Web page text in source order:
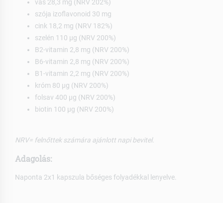
vas 28,3 mg (NRV 202%)
szója izoflavonoid 30 mg
cink 18,2 mg (NRV 182%)
szelén 110 µg (NRV 200%)
B2-vitamin 2,8 mg (NRV 200%)
B6-vitamin 2,8 mg (NRV 200%)
B1-vitamin 2,2 mg (NRV 200%)
króm 80 µg (NRV 200%)
folsav 400 µg (NRV 200%)
biotin 100 µg (NRV 200%)
NRV= felnőttek számára ajánlott napi bevitel.
Adagolás:
Naponta 2x1 kapszula bőséges folyadékkal lenyelve.